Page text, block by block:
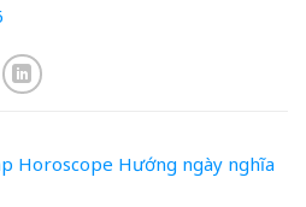
Horoscope Hướng ngày nghĩa